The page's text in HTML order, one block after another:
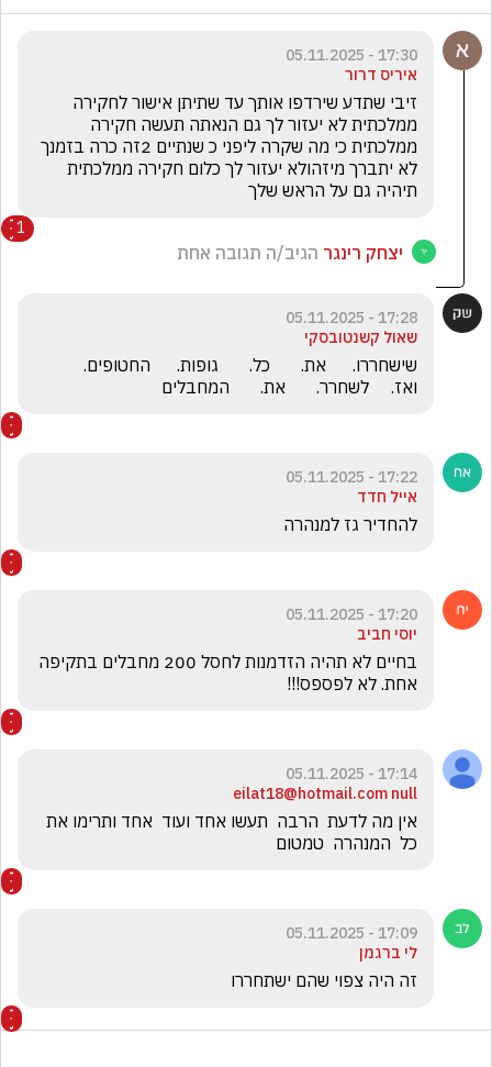
17:30 - 05.11.2025
איריס דרור
תיהיה גם על הראש שלך
1
יצחק רינגר הגיב/ה תגובה אחת
17:28 - 05.11.2025
שאול קשנטובסקי
ואז.     לשחרר.       את.       המחבלים
17:22 - 05.11.2025
אייל חדד
להחדיר גז למנהרה
17:20 - 05.11.2025
יוסי חביב
אחת. לא לפספס!!!
17:14 - 05.11.2025
eilat18@hotmail.com null
כל  המנהרה  טמטום
17:09 - 05.11.2025
לי ברגמן
זה היה צפוי שהם ישתחררו